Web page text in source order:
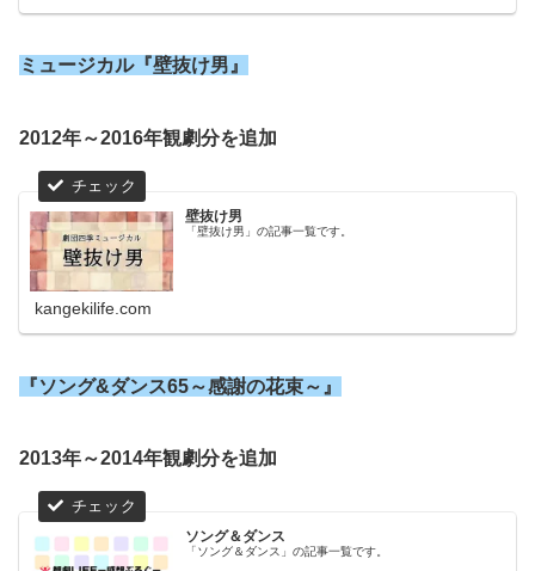
ミュージカル『壁抜け男』
2012年～2016年観劇分を追加
壁抜け男
「壁抜け男」の記事一覧です。
kangekilife.com
『ソング&ダンス65～感謝の花束～』
2013年～2014年観劇分を追加
ソング＆ダンス
「ソング＆ダンス」の記事一覧です。